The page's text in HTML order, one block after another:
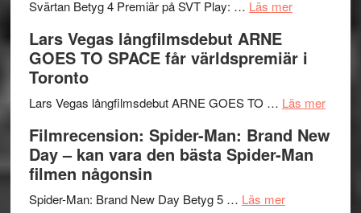
spännande
Jackie
i
Vem
styra
Svärtan Betyg 4 Premiär på SVT Play: … Läs merom
tv-
Svärtan
välgjort
om
Lars Vegas långfilmsdebut ARNE
GOES TO SPACE får världspremiär i
Toronto
Lars Vegas långfilmsdebut ARNE GOES TO … Läs merom
Vegas
Filmrecension: Spider-Man: Brand New
Day – kan vara den bästa Spider-Man
filmen någonsin
Spider-Man: Brand New Day Betyg 5 … Läs merom